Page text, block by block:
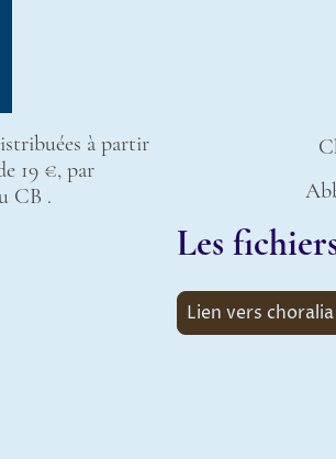
à partir
19 €, par
CB .
Les
Lien vers